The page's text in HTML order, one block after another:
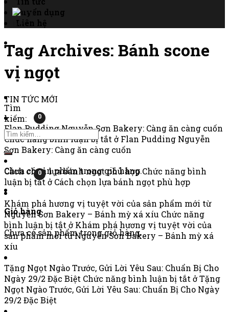
Tìm
kiếm:
0
Chưa có sản phẩm trong giỏ hàng.
0
Giỏ hàng
Chưa có sản phẩm trong giỏ hàng.
Tuyển dụng
Liên hệ
Tag Archives: Bánh scone
vị ngọt
TIN TỨC MỚI
Flan Pudding Nguyễn Sơn Bakery: Càng ăn càng cuốn
Chức năng bình luận bị tắtở Flan Pudding Nguyễn
Sơn Bakery: Càng ăn càng cuốn
Cách chọn lựa bánh ngọt phù hợp Chức năng bình
luận bị tắtở Cách chọn lựa bánh ngọt phù hợp
Khám phá hương vị tuyệt vời của sản phẩm mới từ
Nguyễn Sơn Bakery – Bánh mỳ xá xíu Chức năng
bình luận bị tắtở Khám phá hương vị tuyệt vời của
sản phẩm mới từ Nguyễn Sơn Bakery – Bánh mỳ xá
xíu
Tặng Ngọt Ngào Trước, Gửi Lời Yêu Sau: Chuẩn Bị Cho
Ngày 29/2 Đặc Biệt Chức năng bình luận bị tắtở Tặng
Ngọt Ngào Trước, Gửi Lời Yêu Sau: Chuẩn Bị Cho Ngày
29/2 Đặc Biệt